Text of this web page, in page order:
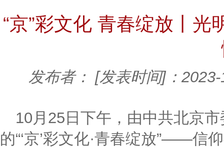
“京”彩文化 青春绽放丨
发布者： [发表时间]：
10月25日下午，由中共北京
的“‘京’彩文化·青春绽放”——信